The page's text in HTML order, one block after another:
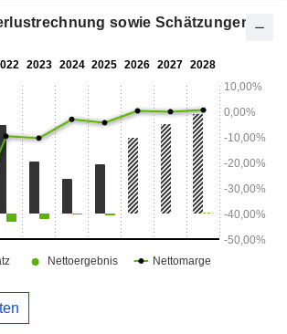
maschinellem Lernen, künstlicher
anstoßen, indem sie dem jeweiligen
Über sein Versicherungssegment
Mitgliedern von Medicare
in mehreren Bundesstaaten PPO-
Organization) und HMO- (Health
Tarife an.
sowie Schätzungen